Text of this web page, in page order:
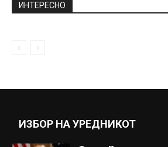
ИНТЕРЕСНО
ИЗБОР НА УРЕДНИКОТ